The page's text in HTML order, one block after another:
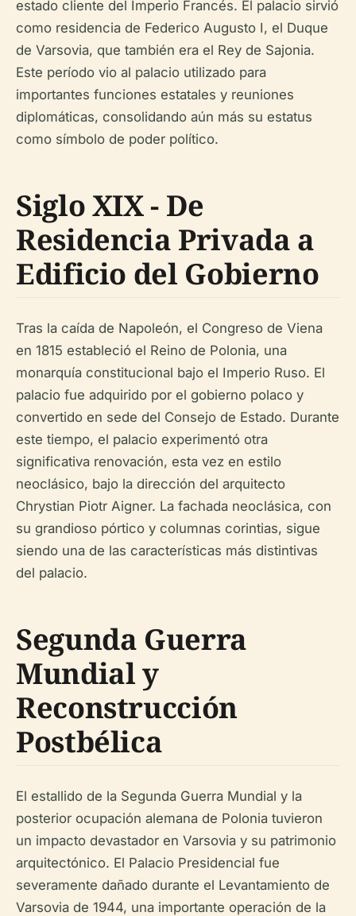
estado cliente del Imperio Francés. El palacio sirvió
como residencia de Federico Augusto I, el Duque
de Varsovia, que también era el Rey de Sajonia.
Este período vio al palacio utilizado para
importantes funciones estatales y reuniones
diplomáticas, consolidando aún más su estatus
como símbolo de poder político.
Siglo XIX - De
Residencia Privada a
Edificio del Gobierno
Tras la caída de Napoleón, el Congreso de Viena
en 1815 estableció el Reino de Polonia, una
monarquía constitucional bajo el Imperio Ruso. El
palacio fue adquirido por el gobierno polaco y
convertido en sede del Consejo de Estado. Durante
este tiempo, el palacio experimentó otra
significativa renovación, esta vez en estilo
neoclásico, bajo la dirección del arquitecto
Chrystian Piotr Aigner. La fachada neoclásica, con
su grandioso pórtico y columnas corintias, sigue
siendo una de las características más distintivas
del palacio.
Segunda Guerra
Mundial y
Reconstrucción
Postbélica
El estallido de la Segunda Guerra Mundial y la
posterior ocupación alemana de Polonia tuvieron
un impacto devastador en Varsovia y su patrimonio
arquitectónico. El Palacio Presidencial fue
severamente dañado durante el Levantamiento de
Varsovia de 1944, una importante operación de la